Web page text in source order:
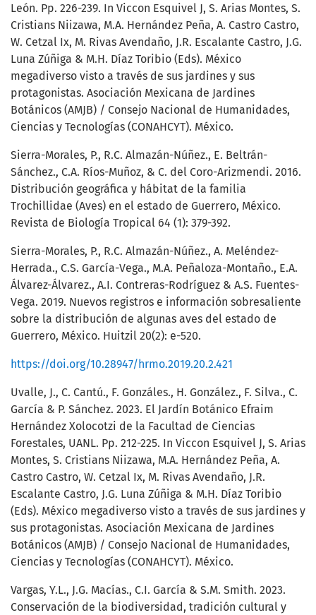
León. Pp. 226-239. In Viccon Esquivel J, S. Arias Montes, S.
Cristians Niizawa, M.A. Hernández Peña, A. Castro Castro,
W. Cetzal Ix, M. Rivas Avendaño, J.R. Escalante Castro, J.G.
Luna Zúñiga & M.H. Díaz Toribio (Eds). México
megadiverso visto a través de sus jardines y sus
protagonistas. Asociación Mexicana de Jardines
Botánicos (AMJB) / Consejo Nacional de Humanidades,
Ciencias y Tecnologías (CONAHCYT). México.
Sierra-Morales, P., R.C. Almazán-Núñez., E. Beltrán-
Sánchez., C.A. Ríos-Muñoz, & C. del Coro-Arizmendi. 2016.
Distribución geográfica y hábitat de la familia
Trochillidae (Aves) en el estado de Guerrero, México.
Revista de Biología Tropical 64 (1): 379-392.
Sierra-Morales, P., R.C. Almazán-Núñez., A. Meléndez-
Herrada., C.S. García-Vega., M.A. Peñaloza-Montaño., E.A.
Álvarez-Álvarez., A.I. Contreras-Rodríguez & A.S. Fuentes-
Vega. 2019. Nuevos registros e información sobresaliente
sobre la distribución de algunas aves del estado de
Guerrero, México. Huitzil 20(2): e-520.
https://doi.org/10.28947/hrmo.2019.20.2.421
Uvalle, J., C. Cantú., F. Gonzáles., H. González., F. Silva., C.
García & P. Sánchez. 2023. El Jardín Botánico Efraim
Hernández Xolocotzi de la Facultad de Ciencias
Forestales, UANL. Pp. 212-225. In Viccon Esquivel J, S. Arias
Montes, S. Cristians Niizawa, M.A. Hernández Peña, A.
Castro Castro, W. Cetzal Ix, M. Rivas Avendaño, J.R.
Escalante Castro, J.G. Luna Zúñiga & M.H. Díaz Toribio
(Eds). México megadiverso visto a través de sus jardines y
sus protagonistas. Asociación Mexicana de Jardines
Botánicos (AMJB) / Consejo Nacional de Humanidades,
Ciencias y Tecnologías (CONAHCYT). México.
Vargas, Y.L., J.G. Macías., C.I. García & S.M. Smith. 2023.
Conservación de la biodiversidad, tradición cultural y